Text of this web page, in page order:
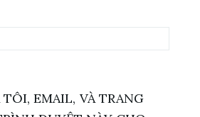
EMAIL, VÀ TRANG